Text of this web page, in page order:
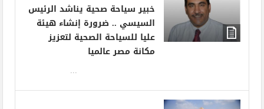
خبير سياحة صحية يناشد الرئيس
السيسي .. ضرورة إنشاء هيئة
عليا للسياحة الصحية لتعزيز
مكانة مصر عالميا